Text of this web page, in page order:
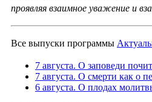
проявляя взаимное уважение и
Все выпуски программы
7 августа. О заповеди
7 августа. О смерти как о
6 августа. О плодах